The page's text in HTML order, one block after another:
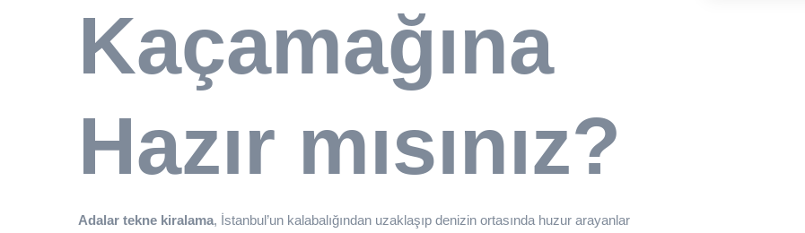
Kaçamağına
Hazır mısınız?
Adalar tekne kiralama, İstanbul’un kalabalığından uzaklaşıp denizin ortasında huzur arayanlar